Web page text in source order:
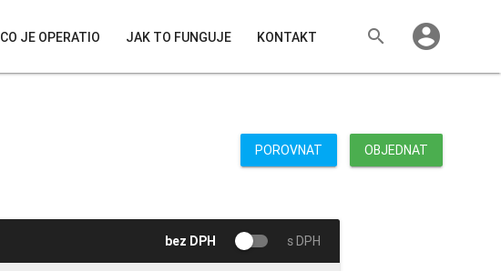
CO JE OPERATIO JAK TO FUNGUJE KONTAKT search account_circle
POROVNAT OBJEDNAT
bez DPH s DPH